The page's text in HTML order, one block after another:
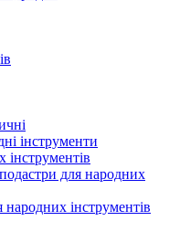
інструменти
інструментів
для народних
народних інструментів